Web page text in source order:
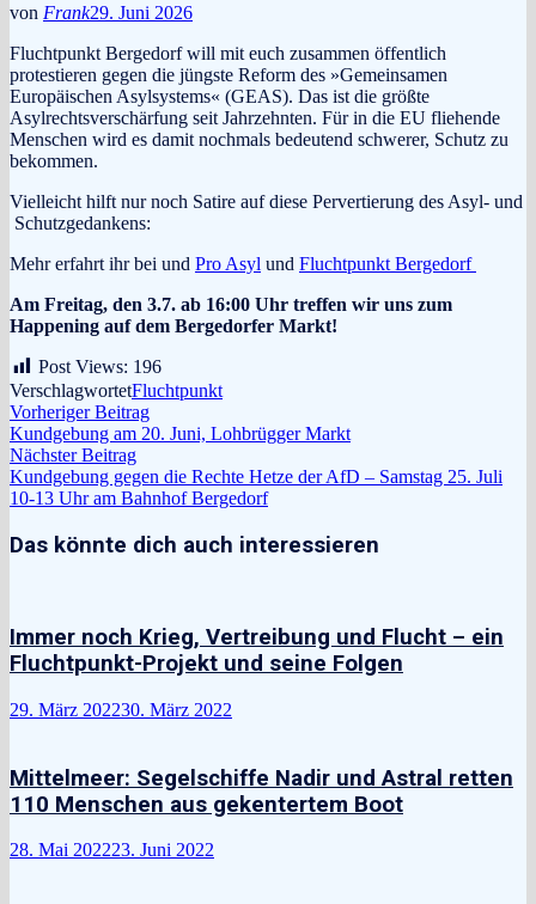
von Frank29. Juni 2026
Fluchtpunkt Bergedorf will mit euch zusammen öffentlich
protestieren gegen die jüngste Reform des »Gemeinsamen
Europäischen Asylsystems« (GEAS). Das ist die größte
Asylrechtsverschärfung seit Jahrzehnten. Für in die EU fliehende
Menschen wird es damit nochmals bedeutend schwerer, Schutz zu
bekommen.
Vielleicht hilft nur noch Satire auf diese Pervertierung des Asyl- und
Schutzgedankens:
Mehr erfahrt ihr bei und Pro Asyl und Fluchtpunkt Bergedorf
Am Freitag, den 3.7. ab 16:00 Uhr treffen wir uns zum
Happening auf dem Bergedorfer Markt!
Post Views: 196
VerschlagwortetFluchtpunkt
Beitragsnavigation
Vorheriger BeitragVorheriger
Beitrag:
Kundgebung am 20. Juni, Lohbrügger Markt
Nächster BeitragNächster
Beitrag:
Kundgebung gegen die Rechte Hetze der AfD – Samstag 25. Juli
10-13 Uhr am Bahnhof Bergedorf
Das könnte dich auch interessieren
Immer noch Krieg, Vertreibung und Flucht – ein
Fluchtpunkt-Projekt und seine Folgen
29. März 202230. März 2022
Mittelmeer: Segelschiffe Nadir und Astral retten
110 Menschen aus gekentertem Boot
28. Mai 202223. Juni 2022